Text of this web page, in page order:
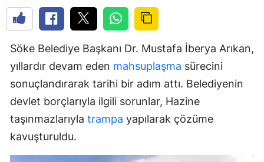
Söke Belediye Başkanı Dr. Mustafa İberya Arıkan,
yıllardır devam eden mahsuplaşma sürecini
sonuçlandırarak tarihi bir adım attı. Belediyenin
devlet borçlarıyla ilgili sorunlar, Hazine
taşınmazlarıyla trampa yapılarak çözüme
kavuşturuldu.